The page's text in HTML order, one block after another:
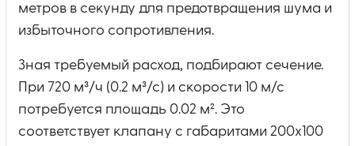
метров в секунду для предотвращения шума и
избыточного сопротивления.
Зная требуемый расход, подбирают сечение.
При 720 м³/ч (0.2 м³/с) и скорости 10 м/с
потребуется площадь 0.02 м². Это
соответствует клапану с габаритами 200х100